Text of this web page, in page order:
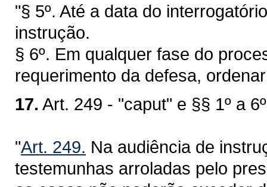
"§ 5º. Até a data do
instrução.
§ 6º. Em qualquer fase do
requerimento da defesa,
17. Art. 249 - "caput" e §§ 1º a
"Art. 249. Na audiência de
testemunhas arroladas pelo